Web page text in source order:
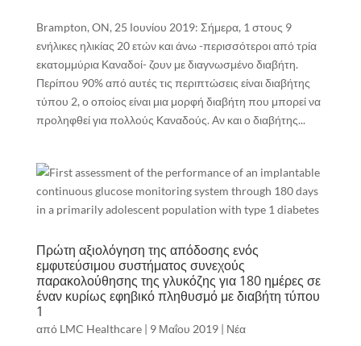
Brampton, ON, 25 Ιουνίου 2019: Σήμερα, 1 στους 9
ενήλικες ηλικίας 20 ετών και άνω -περισσότεροι από τρία
εκατομμύρια Καναδοί- ζουν με διαγνωσμένο διαβήτη.
Περίπου 90% από αυτές τις περιπτώσεις είναι διαβήτης
τύπου 2, ο οποίος είναι μια μορφή διαβήτη που μπορεί να
προληφθεί για πολλούς Καναδούς. Αν και ο διαβήτης...
Πρώτη αξιολόγηση της απόδοσης ενός
εμφυτεύσιμου συστήματος συνεχούς
παρακολούθησης της γλυκόζης για 180 ημέρες σε
έναν κυρίως εφηβικό πληθυσμό με διαβήτη τύπου
1
από LMC Healthcare| 9 Μαΐου 2019| Νέα